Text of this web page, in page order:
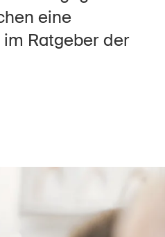
eine
Ratgeber der